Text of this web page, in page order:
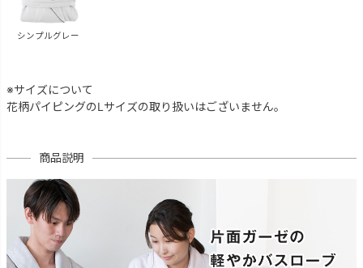
シンプルグレー
※サイズについて
花柄パイピングのLサイズの取り扱いはございません。
商品説明